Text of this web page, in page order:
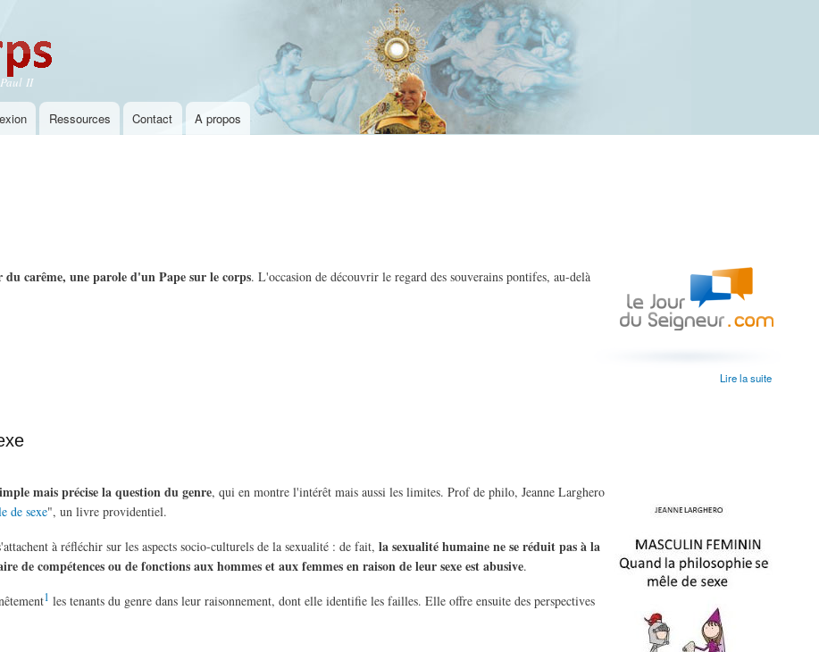
II
Ressources Contact A propos
carême, une parole d'un Pape sur le corps. L'occasion de découvrir le regard des souverains pontifes, au-delà
Lire la suite
mais précise la question du genre, qui en montre l'intérêt mais aussi les limites. Prof de philo, Jeanne Larghero
de sexe", un livre providentiel.
à réfléchir sur les aspects socio-culturels de la sexualité : de fait, la sexualité humaine ne se réduit pas à la
de compétences ou de fonctions aux hommes et aux femmes en raison de leur sexe est abusive.
1 les tenants du genre dans leur raisonnement, dont elle identifie les failles. Elle offre ensuite des perspectives